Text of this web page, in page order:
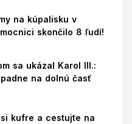
na kúpalisku v
skončilo 8 ľudí!
sa ukázal Karol III.:
na dolnú časť
kufre a cestujte na